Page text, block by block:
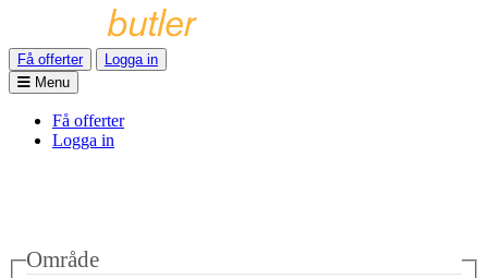
Få offerter
Logga in
Menu
Få offerter
Logga in
Område